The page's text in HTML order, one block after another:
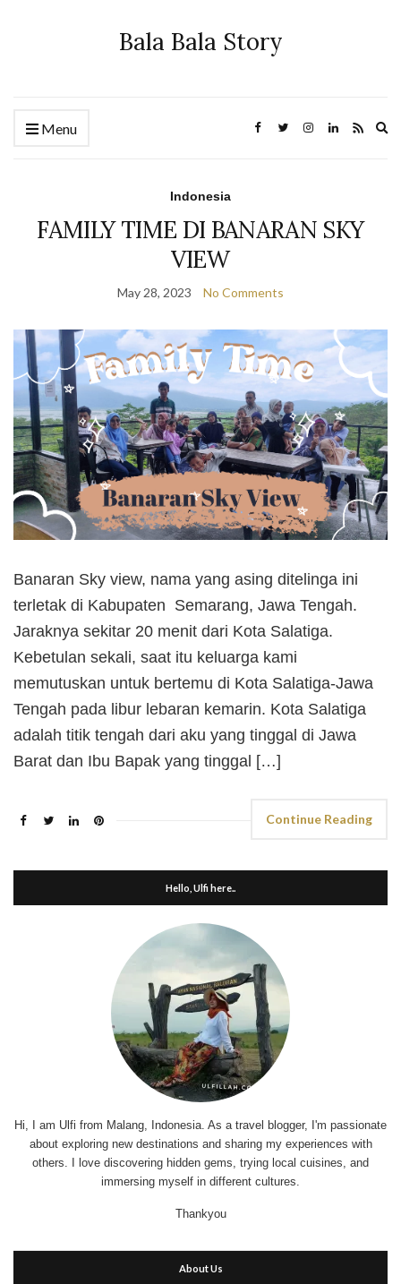
Bala Bala Story
Menu
Indonesia
FAMILY TIME DI BANARAN SKY
VIEW
May 28, 2023 No Comments
Banaran Sky view, nama yang asing ditelinga ini
terletak di Kabupaten Semarang, Jawa Tengah.
Jaraknya sekitar 20 menit dari Kota Salatiga.
Kebetulan sekali, saat itu keluarga kami
memutuskan untuk bertemu di Kota Salatiga-Jawa
Tengah pada libur lebaran kemarin. Kota Salatiga
adalah titik tengah dari aku yang tinggal di Jawa
Barat dan Ibu Bapak yang tinggal […]
Continue Reading
Hello, Ulfi here..
Hi, I am Ulfi from Malang, Indonesia. As a travel blogger, I'm passionate
about exploring new destinations and sharing my experiences with
others. I love discovering hidden gems, trying local cuisines, and
immersing myself in different cultures.
Thankyou
About Us